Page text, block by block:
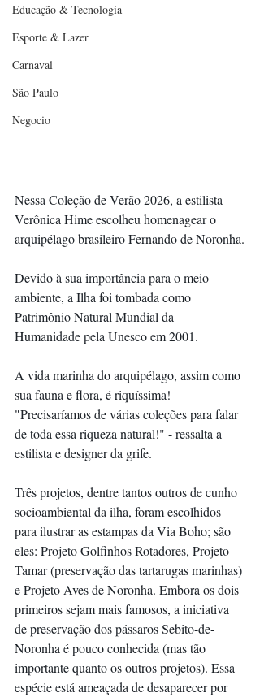
Educação & Tecnologia
Esporte & Lazer
Carnaval
São Paulo
Negocio
Nessa Coleção de Verão 2026, a estilista
Verônica Hime escolheu homenagear o
arquipélago brasileiro Fernando de Noronha.
Devido à sua importância para o meio
ambiente, a Ilha foi tombada como
Patrimônio Natural Mundial da
Humanidade pela Unesco em 2001.
A vida marinha do arquipélago, assim como
sua fauna e flora, é riquíssima!
"Precisaríamos de várias coleções para falar
de toda essa riqueza natural!" - ressalta a
estilista e designer da grife.
Três projetos, dentre tantos outros de cunho
socioambiental da ilha, foram escolhidos
para ilustrar as estampas da Via Boho; são
eles: Projeto Golfinhos Rotadores, Projeto
Tamar (preservação das tartarugas marinhas)
e Projeto Aves de Noronha. Embora os dois
primeiros sejam mais famosos, a iniciativa
de preservação dos pássaros Sebito-de-
Noronha é pouco conhecida (mas tão
importante quanto os outros projetos). Essa
espécie está ameaçada de desaparecer por